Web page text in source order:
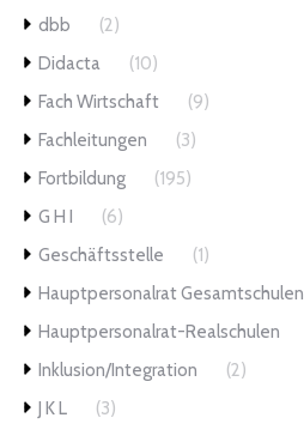
dbb
(2)
Didacta
(10)
Fach Wirtschaft
(9)
Fachleitungen
(3)
Fortbildung
(195)
G H I
(6)
Geschäftsstelle
(1)
Hauptpersonalrat Gesamtschulen
Hauptpersonalrat-Realschulen
Inklusion/Integration
(2)
J K L
(3)